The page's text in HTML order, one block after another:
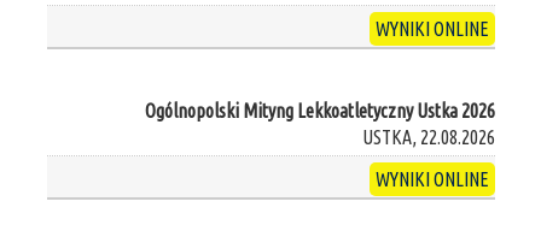
WYNIKI ONLINE
Ogólnopolski Mityng Lekkoatletyczny Ustka 2026
USTKA, 22.08.2026
WYNIKI ONLINE